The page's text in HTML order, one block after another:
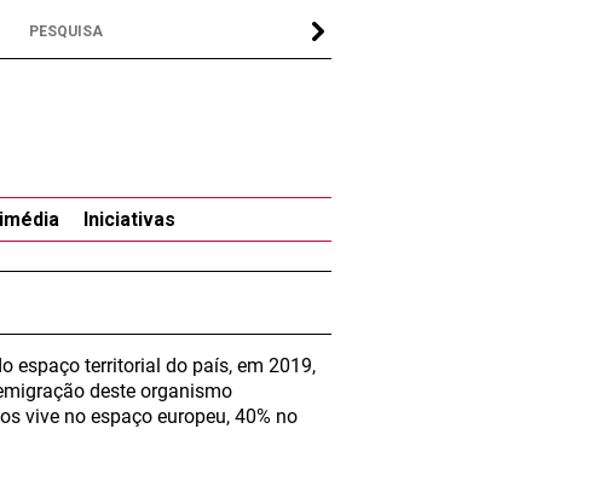
Iniciativas
espaço territorial do país, em 2019,
deste organismo
vive no espaço europeu, 40% no